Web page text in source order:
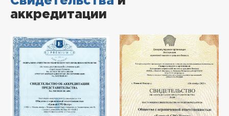
аккредитации